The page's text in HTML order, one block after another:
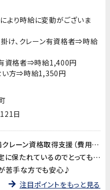
より時給に変動がございま
掛け、クレーン有資格者⇒時給
有資格者⇒時給1,400円
い方⇒時給1,350円
日
フォークリフト、玉掛け・5t未満クレーン資格取得支援（費用会社負担）有り!
冷暖房完備で温度が1年中一定に保たれているのでとっても快適♪
苦手な方でも安心♪
注目ポイントをもっと見る